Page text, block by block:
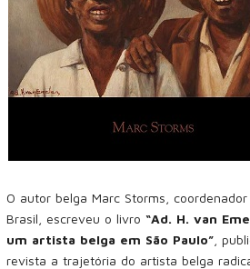
O autor belga Marc Storms,
Brasil, escreveu o livro “Ad. H. van
um artista belga em São Paulo” ,
revista a trajetória do artista belga